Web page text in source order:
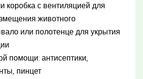
коробка с вентиляцией для
животного
или полотенце для укрытия
помощи: антисептики,
пинцет